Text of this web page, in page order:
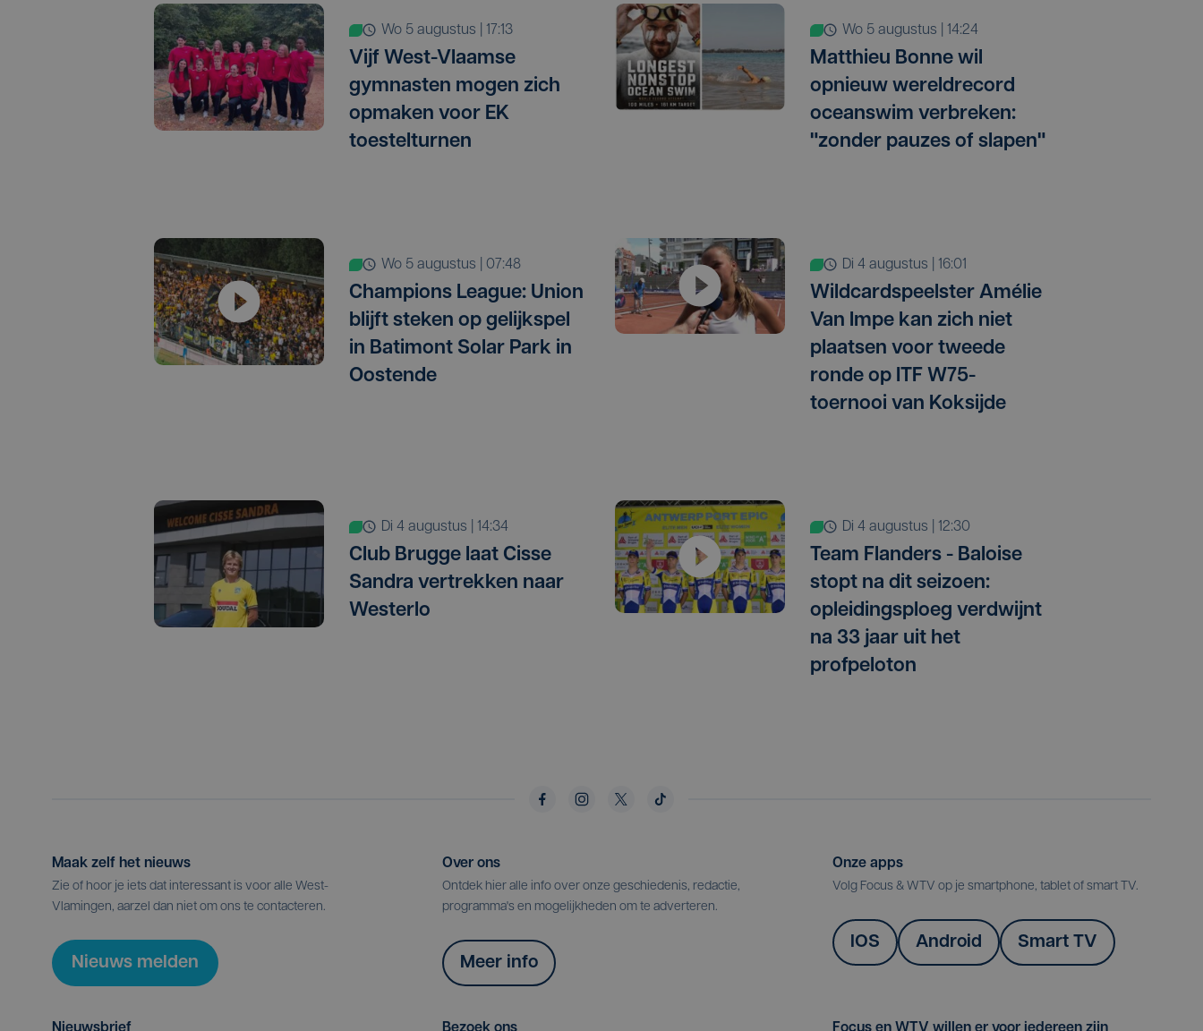
wo 5 augustus | 17:13
Vijf West-Vlaamse
gymnasten mogen zich
opmaken voor EK
toestelturnen
wo 5 augustus | 14:24
Matthieu Bonne wil
opnieuw wereldrecord
oceanswim verbreken:
"zonder pauzes of slapen"
wo 5 augustus | 07:48
Champions League: Union
blijft steken op gelijkspel
in Batimont Solar Park in
Oostende
di 4 augustus | 16:01
Wildcardspeelster Amélie
Van Impe kan zich niet
plaatsen voor tweede
ronde op ITF W75-
toernooi van Koksijde
di 4 augustus | 14:34
Club Brugge laat Cisse
Sandra vertrekken naar
Westerlo
di 4 augustus | 12:30
Team Flanders - Baloise
stopt na dit seizoen:
opleidingsploeg verdwijnt
na 33 jaar uit het
profpeloton
Maak zelf het nieuws
Zie of hoor je iets dat interessant is voor alle West-
Vlamingen, aarzel dan niet om ons te contacteren.
Nieuws melden
Over ons
Ontdek hier alle info over onze geschiedenis, redactie,
programma's en mogelijkheden om te adverteren.
Meer info
Onze apps
Volg Focus & WTV op je smartphone, tablet of smart TV.
IOS Android Smart TV
Nieuwsbrief Bezoek ons Focus en WTV willen er voor iedereen zijn